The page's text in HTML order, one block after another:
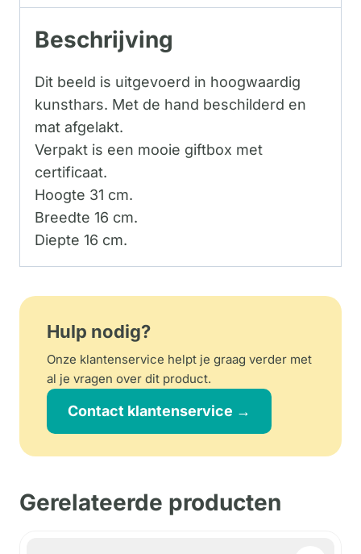
Beschrijving
Dit beeld is uitgevoerd in hoogwaardig
kunsthars. Met de hand beschilderd en
mat afgelakt.
Verpakt is een mooie giftbox met
certificaat.
Hoogte 31 cm.
Breedte 16 cm.
Diepte 16 cm.
Hulp nodig?
Onze klantenservice helpt je graag verder met
al je vragen over dit product.
Contact klantenservice →
Gerelateerde producten